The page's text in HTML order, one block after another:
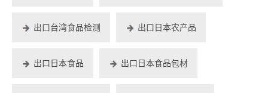
出口台湾食品检测 出口日本农产品
出口日本食品 出口日本食品包材